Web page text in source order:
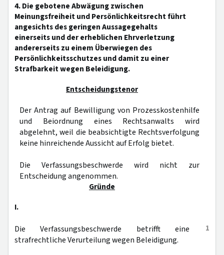
4. Die gebotene Abwägung zwischen
Meinungsfreiheit und Persönlichkeitsrecht führt
angesichts des geringen Aussagegehalts
einerseits und der erheblichen Ehrverletzung
andererseits zu einem Überwiegen des
Persönlichkeitsschutzes und damit zu einer
Strafbarkeit wegen Beleidigung.
Entscheidungstenor
Der Antrag auf Bewilligung von Prozesskostenhilfe
und Beiordnung eines Rechtsanwalts wird
abgelehnt, weil die beabsichtigte Rechtsverfolgung
keine hinreichende Aussicht auf Erfolg bietet.
Die Verfassungsbeschwerde wird nicht zur
Entscheidung angenommen.
Gründe
I.
1
Die Verfassungsbeschwerde betrifft eine
strafrechtliche Verurteilung wegen Beleidigung.